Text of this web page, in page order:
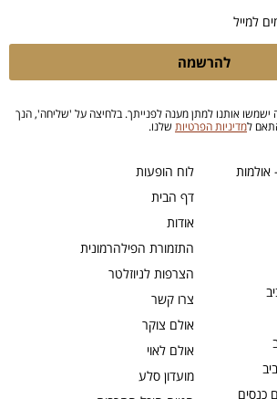
לוח הופעות
דף הבית
אודות
התזמורת הפילהרמונית
הצרפות לניוזלטר
צרו קשר
אולם צוקר
אולם לאוי
מועדון סלע
כנסים
למייל
להרשמה
ישמשו אותנו למתן מענה לפנייתך. בלחיצה על 'שליחה', הנך
למדיניות הפרטיות שלנו.